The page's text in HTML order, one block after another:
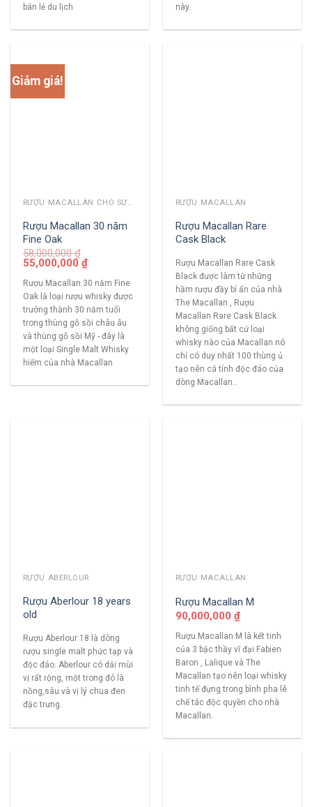
bán lẻ du lịch
này.
Giảm giá!
RƯỢU MACALLAN CHO SƯU TẦM
Rượu Macallan 30 năm
Fine Oak
58,000,000₫
55,000,000₫
Rượu Macallan 30 năm Fine
Oak là loại rượu whisky được
trưởng thành 30 năm tuổi
trong thùng gỗ sồi châu âu
và thùng gỗ sồi Mỹ - đây là
một loại Single Malt Whisky
hiếm của nhà Macallan
RƯỢU MACALLAN
Rượu Macallan Rare
Cask Black
Rượu Macallan Rare Cask
Black được làm từ những
hầm rượu đầy bí ẩn của nhà
The Macallan , Rượu
Macallan Rare Cask Black
không giống bất cứ loại
whisky nào của Macallan nó
chỉ có duy nhất 100 thùng ủ
tạo nên cá tính độc đáo của
dòng Macallan..
RƯỢU ABERLOUR
Rượu Aberlour 18 years
old
Rượu Aberlour 18 là dòng
rượu single malt phức tạp và
độc đáo. Aberlour có dải mùi
vị rất rộng, một trong đó là
nồng,sâu và vị lý chua đen
đặc trưng.
RƯỢU MACALLAN
Rượu Macallan M
90,000,000 ₫
Rượu Macallan M là kết tinh
của 3 bậc thầy vĩ đại Fabien
Baron , Lalique và The
Macallan tạo nên loại whisky
tinh tế đựng trong bình pha lê
chế tác độc quyền cho nhà
Macallan.